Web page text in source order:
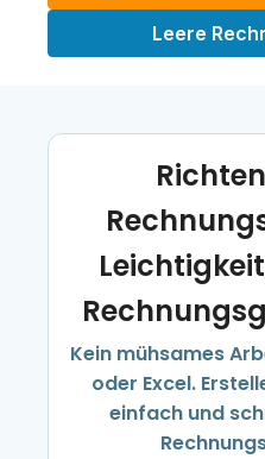
Leere
Kein mühsames
oder Excel.
einfach und